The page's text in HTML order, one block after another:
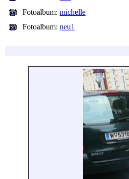
Fotoalbum: michelle
Fotoalbum: neu1